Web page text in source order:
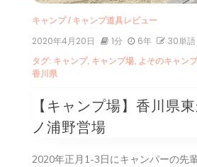
キャンプ/ キャンプ道具レビュー
2020年4月20日 1分 6年 30単語
タグ: キャンプ, キャンプ場, よそのキャン
香川県
【キャンプ場】香川県
ノ浦野営場
2020年正月1-3日にキャンパーの先